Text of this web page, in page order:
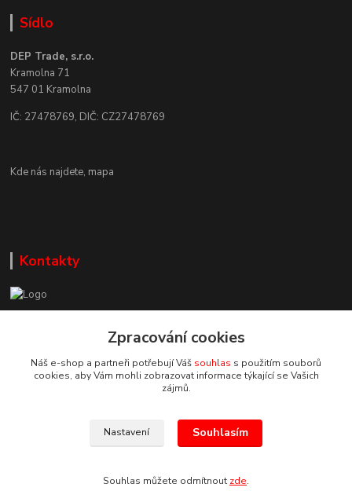
Sídlo
DEP Trade, s.r.o.
Kramolna 71
547 01 Kramolna
IČ: 27478769, DIČ: CZ27478769
Kde nás najdete, mapa
Kontakty
+420 777 085 857
info@deptrade.cz
Zpracování cookies
Náš e-shop a partneři potřebují Váš souhlas s použitím souborů
cookies, aby Vám mohli zobrazovat informace týkající se Vašich
zájmů.
Nastavení Souhlasím
Souhlas můžete odmítnout zde.